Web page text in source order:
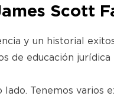
Scott
y un historial
de educación jurídica
Tenemos varios